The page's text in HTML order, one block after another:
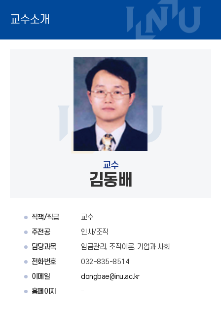
교수소개
교수
김동배
직책/직급
교수
주전공
인사/조직
담당과목
임금관리, 조직이론, 기업과 사회
전화번호
032-835-8514
이메일
dongbae@inu.ac.kr
홈페이지
-